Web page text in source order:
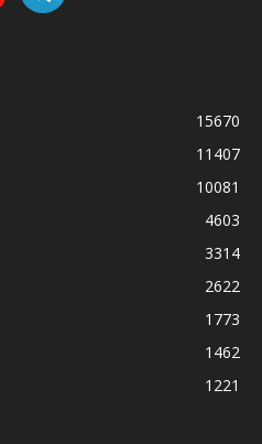
15670
11407
10081
4603
3314
2622
1773
1462
1221